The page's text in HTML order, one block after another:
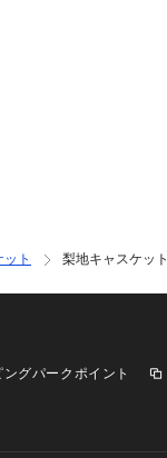
ト 梨地キャスケット
グパークポイント